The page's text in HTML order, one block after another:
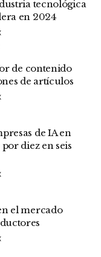
tecnológica
en 2024
de contenido
de artículos
de IA en
diez en seis
el mercado